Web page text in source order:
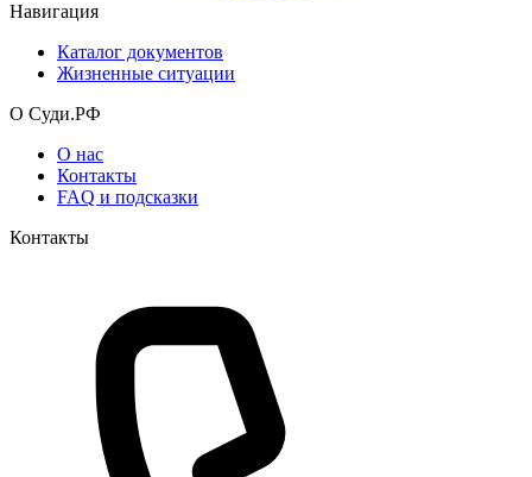
Навигация
Каталог документов
Жизненные ситуации
О Суди.РФ
О нас
Контакты
FAQ и подсказки
Контакты